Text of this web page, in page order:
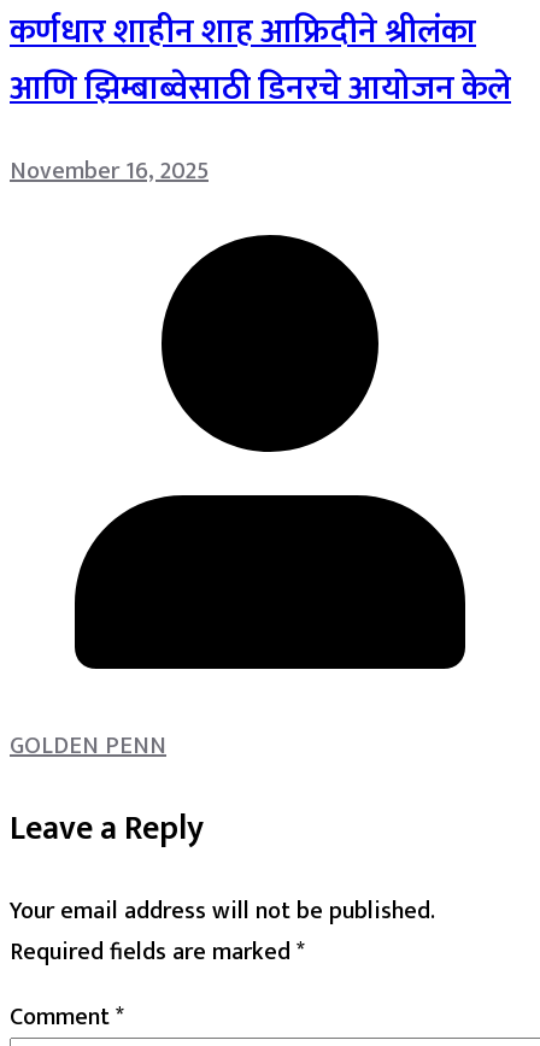
कर्णधार शाहीन शाह आफ्रिदीने श्रीलंका
आणि झिम्बाब्वेसाठी डिनरचे आयोजन केले
November 16, 2025
GOLDEN PENN
Leave a Reply
Your email address will not be published.
Required fields are marked*
Comment*